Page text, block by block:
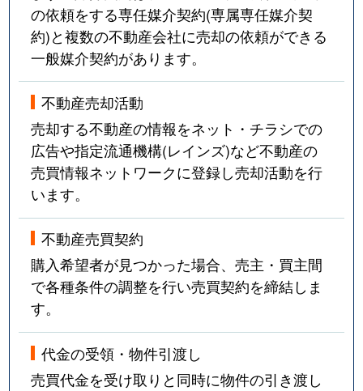
の依頼をする専任媒介契約(専属専任媒介契
約)と複数の不動産会社に売却の依頼ができる
一般媒介契約があります。
不動産売却活動
売却する不動産の情報をネット・チラシでの
広告や指定流通機構(レインズ)など不動産の
売買情報ネットワークに登録し売却活動を行
います。
不動産売買契約
購入希望者が見つかった場合、売主・買主間
で各種条件の調整を行い売買契約を締結しま
す。
代金の受領・物件引渡し
売買代金を受け取りと同時に物件の引き渡し